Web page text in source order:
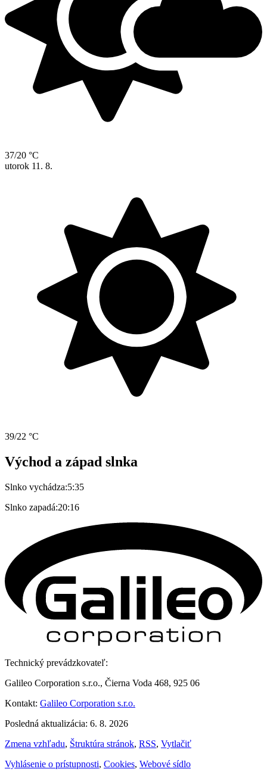
37/20 °C
utorok 11. 8.
39/22 °C
Východ a západ slnka
Slnko vychádza:5:35
Slnko zapadá:20:16
Technický prevádzkovateľ:
Galileo Corporation s.r.o., Čierna Voda 468, 925 06
Kontakt: Galileo Corporation s.r.o.
Posledná aktualizácia: 6. 8. 2026
Zmena vzhľadu, Štruktúra stránok, RSS, Vytlačiť
Vyhlásenie o prístupnosti, Cookies, Webové sídlo